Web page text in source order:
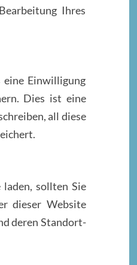
Ihres
eine Einwilligung
Dies ist eine
all diese
sollten Sie
dieser Website
deren Standort-